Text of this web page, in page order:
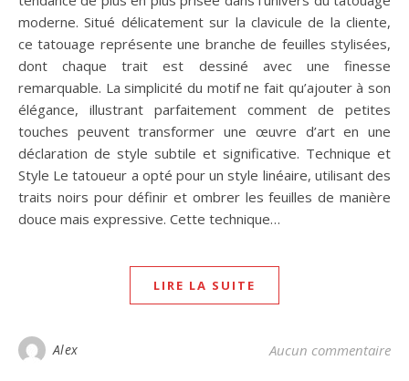
moderne. Situé délicatement sur la clavicule de la cliente,
ce tatouage représente une branche de feuilles stylisées,
dont chaque trait est dessiné avec une finesse
remarquable. La simplicité du motif ne fait qu’ajouter à son
élégance, illustrant parfaitement comment de petites
touches peuvent transformer une œuvre d’art en une
déclaration de style subtile et significative. Technique et
Style Le tatoueur a opté pour un style linéaire, utilisant des
traits noirs pour définir et ombrer les feuilles de manière
douce mais expressive. Cette technique…
LIRE LA SUITE
Alex Aucun commentaire